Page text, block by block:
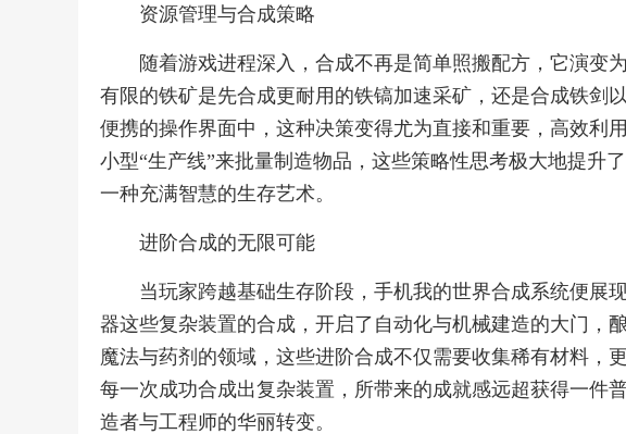
资源管理与合成策略
随着游戏进程深入，合成不再是简单照搬配方，它演变
有限的铁矿是先合成更耐用的铁镐加速采矿，还是合成铁剑
便携的操作界面中，这种决策变得尤为直接和重要，高效利
小型“生产线”来批量制造物品，这些策略性思考极大地提升
一种充满智慧的生存艺术。
进阶合成的无限可能
当玩家跨越基础生存阶段，手机我的世界合成系统便展
器这些复杂装置的合成，开启了自动化与机械建造的大门，
魔法与药剂的领域，这些进阶合成不仅需要收集稀有材料，
每一次成功合成出复杂装置，所带来的成就感远超获得一件
造者与工程师的华丽转变。